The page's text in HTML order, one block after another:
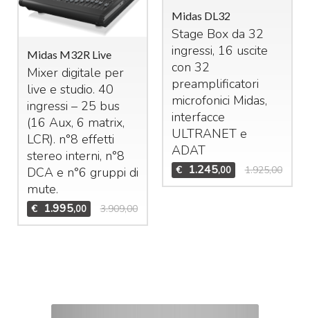
Midas M32R Live
Mixer digitale per
live e studio. 40
ingressi – 25 bus
(16 Aux, 6 matrix,
LCR). n°8 effetti
stereo interni, n°8
DCAe n°6 gruppi di
mute.
€ 1.995,00 3.909,00
Midas DL32
Stage Box da 32
ingressi, 16 uscite
con 32
preamplificatori
microfonici Midas,
interfacce
ULTRANETe
ADAT
€ 1.245,00 1.925,00